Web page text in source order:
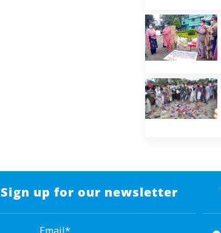
Sign up for our newsletter